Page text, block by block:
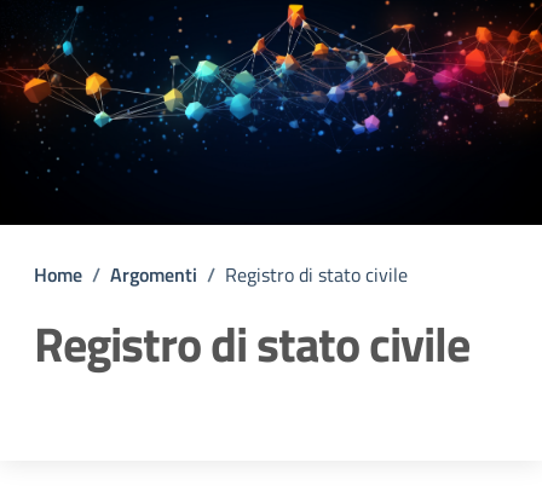
Home / Argomenti / Registro di stato civile
Registro di stato civile